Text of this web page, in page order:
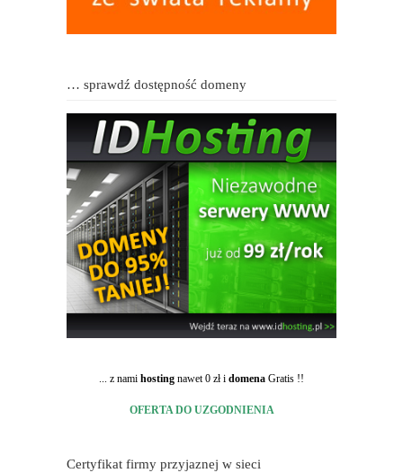
… sprawdź dostępność domeny
... z nami hosting nawet 0 zł i domena Gratis !!
OFERTA DO UZGODNIENIA
Certyfikat firmy przyjaznej w sieci